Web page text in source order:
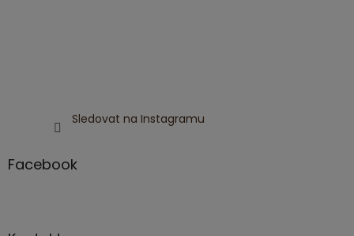
Sledovat na Instagramu
Facebook